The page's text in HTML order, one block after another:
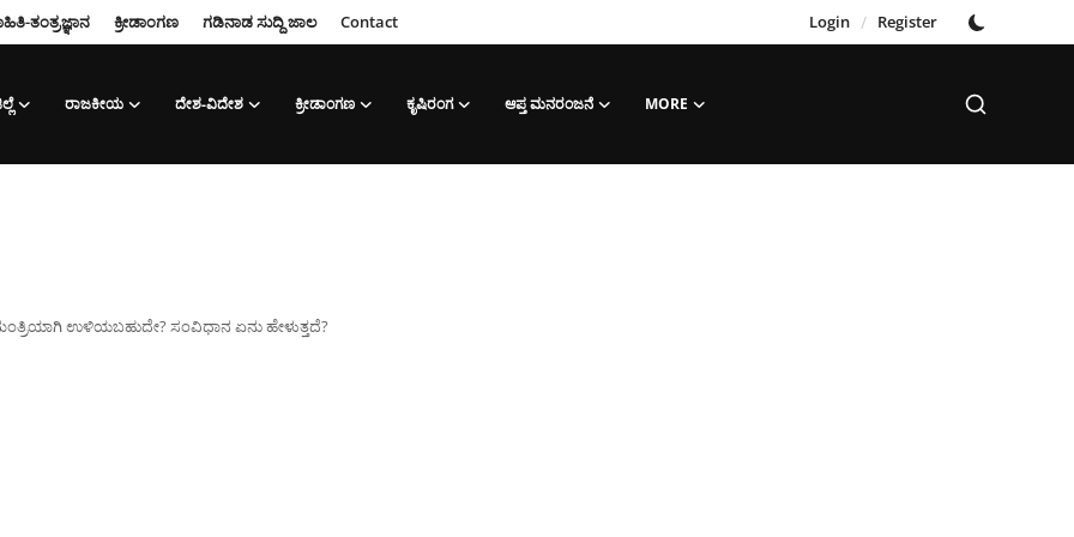
ತಂತ್ರಜ್ಞಾನ ಕ್ರೀಡಾಂಗಣ ಗಡಿನಾಡ ಸುದ್ದಿ ಜಾಲ Contact Login / Register
ರಾಜಕೀಯ ದೇಶ-ವಿದೇಶ ಕ್ರೀಡಾಂಗಣ ಕೃಷಿರಂಗ ಆಪ್ತ‌ ಮನರಂಜನೆ MORE
ಉಳಿಯಬಹುದೇ? ಸಂವಿಧಾನ ಏನು ಹೇಳುತ್ತದೆ?